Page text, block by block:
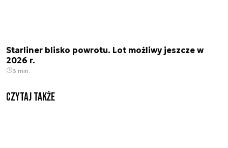
Starliner blisko powrotu. Lot możliwy jeszcze w
2026 r.
3 min.
Czytaj także